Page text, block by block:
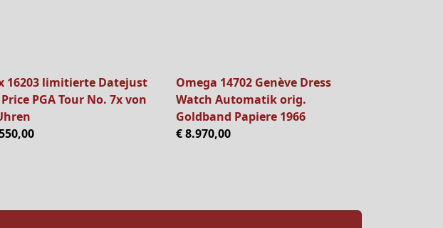
16203 limitierte Datejust
PGA Tour No. 7x von
Omega 14702 Genève Dress
Watch Automatik orig.
Goldband Papiere 1966
€ 8.970,00